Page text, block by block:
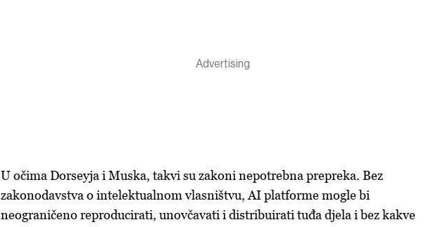
U očima Dorseyja i Muska, takvi su zakoni nepotrebna prepreka. Bez
zakonodavstva o intelektualnom vlasništvu, AI platforme mogle bi
neograničeno reproducirati, unovčavati i distribuirati tuđa djela i bez kakve